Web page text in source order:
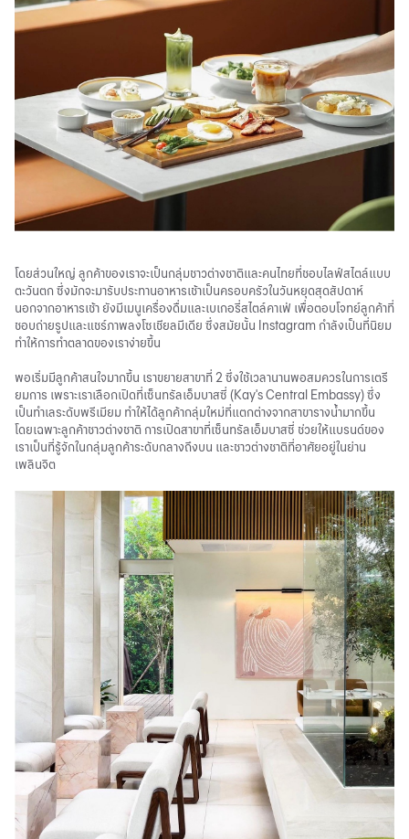
โดยส่วนใหญ่ ลูกค้าของเราจะเป็นกลุ่มชาวต่างชาติและคนไทยที่ชอบไลฟ์สไตล์แบบ
ตะวันตก ซึ่งมักจะมารับประทานอาหารเช้าเป็นครอบครัวในวันหยุดสุดสัปดาห์
นอกจากอาหารเช้า ยังมีเมนูเครื่องดื่มและเบเกอรี่สไตล์คาเฟ่ เพื่อตอบโจทย์ลูกค้าที่
ชอบถ่ายรูปและแชร์ภาพลงโซเชียลมีเดีย ซึ่งสมัยนั้น Instagram กำลังเป็นที่นิยม
ทำให้การทำตลาดของเราง่ายขึ้น
พอเริ่มมีลูกค้าสนใจมากขึ้น เราขยายสาขาที่ 2 ซึ่งใช้เวลานานพอสมควรในการเตรี
ยมการ เพราะเราเลือกเปิดที่เซ็นทรัลเอ็มบาสซี่ (Kay's Central Embassy) ซึ่ง
เป็นทำเลระดับพรีเมียม ทำให้ได้ลูกค้ากลุ่มใหม่ที่แตกต่างจากสาขารางน้ำมากขึ้น
โดยเฉพาะลูกค้าชาวต่างชาติ การเปิดสาขาที่เซ็นทรัลเอ็มบาสซี่ ช่วยให้แบรนด์ของ
เราเป็นที่รู้จักในกลุ่มลูกค้าระดับกลางถึงบน และชาวต่างชาติที่อาศัยอยู่ในย่าน
เพลินจิต